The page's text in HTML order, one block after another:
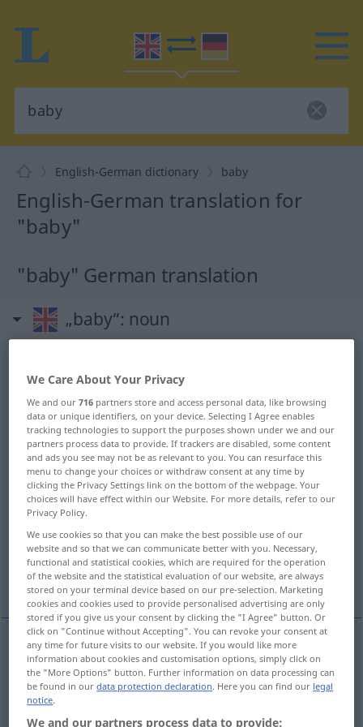
English-German dictionary baby
English-German translation for
"baby"
"baby" German translation
„baby“: noun
Overview of all translations
(For more details, click/tap on the translation)
Baby, Säugling, Kleinkind Jüngste
kindischer Mensch, Kindskopf
Sache, Geschichte
Puppe, Baby!, Kleines!
Babyn baby
Säugling
We Care About Your Privacy
We and our716 partners store and access personal data, like browsing
data or unique identifiers, on your device. Selecting I Agree enables
tracking technologies to support the purposes shown under we and our
partners process data to provide. If trackers are disabled, some content
and ads you see may not be as relevant to you. You can resurface this
menu to change your choices or withdraw consent at any time by
clicking the Privacy Settings link on the bottom of the webpage. Your
choices will have effect within our Website. For more details, refer to our
Privacy Policy.
We use cookies so that you can make the best possible use of our
website and so that we can communicate better with you. Necessary,
functional and statistical cookies, which are required for the operation
of the website and the statistical evaluation of our website, are always
stored on your terminal device based on our pre-selection. Marketing
cookies and cookies used to provide personalised advertising are only
stored if you give us your consent by clicking the "I Agree" button. Or
click on "Continue without Accepting". You can revoke your consent at
any time for future visits to our website. If you would like more
information about cookies and customisation options, simply click on
the "More Options" button. Further information on data processing can
be found in ourdata protection declaration. Here you can find our legal
notice.
We and our partners process data to provide: